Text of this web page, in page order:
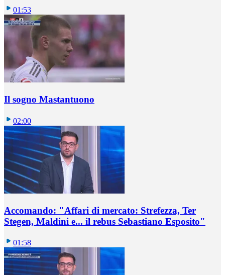
01:53
Il sogno Mastantuono
02:00
Accomando: "Affari di mercato: Strefezza, Ter
Stegen, Maldini e... il rebus Sebastiano Esposito"
01:58